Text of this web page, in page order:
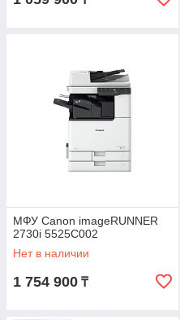
МФУ Canon imageRUNNER
2730i 5525C002
Нет в наличии
1 754 900 ₸